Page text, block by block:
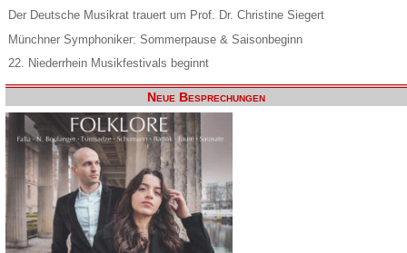
Der Deutsche Musikrat trauert um Prof. Dr. Christine Siegert
Münchner Symphoniker: Sommerpause & Saisonbeginn
22. Niederrhein Musikfestivals beginnt
Neue Besprechungen